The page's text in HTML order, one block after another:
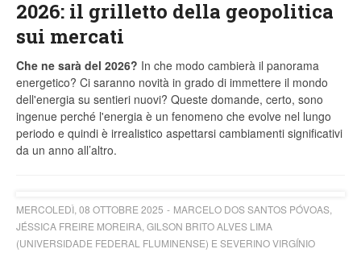
2026: il grilletto della geopolitica
sui mercati
Che ne sarà del 2026? In che modo cambierà il panorama
energetico? Ci saranno novità in grado di immettere il mondo
dell'energia su sentieri nuovi? Queste domande, certo, sono
ingenue perché l'energia è un fenomeno che evolve nel lungo
periodo e quindi è irrealistico aspettarsi cambiamenti significativi
da un anno all’altro.
MERCOLEDÌ, 08 OTTOBRE 2025
MARCELO DOS SANTOS PÓVOAS,
JÉSSICA FREIRE MOREIRA, GILSON BRITO ALVES LIMA
(UNIVERSIDADE FEDERAL FLUMINENSE) E SEVERINO VIRGÍNIO